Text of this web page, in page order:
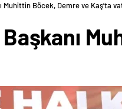
Böcek, Demre ve Kaş’ta